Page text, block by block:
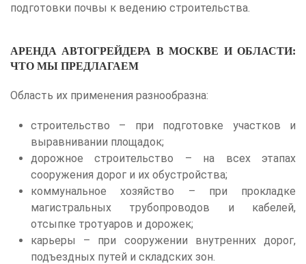
подготовки почвы к ведению строительства.
АРЕНДА АВТОГРЕЙДЕРА В МОСКВЕ И ОБЛАСТИ:
ЧТО МЫ ПРЕДЛАГАЕМ
Область их применения разнообразна:
строительство – при подготовке участков и
выравнивании площадок;
дорожное строительство – на всех этапах
сооружения дорог и их обустройства;
коммунальное хозяйство – при прокладке
магистральных трубопроводов и кабелей,
отсыпке тротуаров и дорожек;
карьеры – при сооружении внутренних дорог,
подъездных путей и складских зон.